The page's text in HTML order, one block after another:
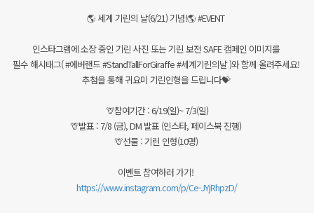
🌎 세계 기린의 날(6/21) 기념!🌎 #EVENT
인스타그램에 소장 중인 기린 사진 또는 기린 보전 SAFE 캠페인 이미지를
필수 해시태그( #에버랜드 #StandTallForGiraffe #세계기린의날 )와 함께 올려주세요!
추첨을 통해 귀요미 기린인형을 드립니다💝
🦒참여기간 : 6/19(일)~ 7/3(일)
🦒발표 : 7/8 (금), DM 발표 (인스타, 페이스북 진행)
🦒선물 : 기린 인형(10명)
이벤트 참여하러 가기!
https://www.instagram.com/p/Ce-JYjRhpzD/